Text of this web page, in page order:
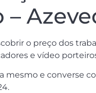
–
o preço dos
e vídeo
mesmo e converse